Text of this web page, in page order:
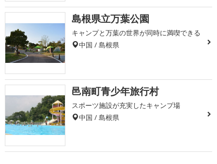
島根県立万葉公園
キャンプと万葉の世界が同時に満喫できる
中国 / 島根県
邑南町青少年旅行村
スポーツ施設が充実したキャンプ場
中国 / 島根県